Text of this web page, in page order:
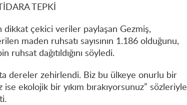
TEPKİ
dikkat çekici veriler paylaşan Gezmiş,
maden ruhsatı sayısının 1.186 olduğunu,
ruhsat dağıtıldığını söyledi.
dereler zehirlendi. Biz bu ülkeye onurlu bir
ekolojik bir yıkım bırakıyorsunuz” sözleriyle